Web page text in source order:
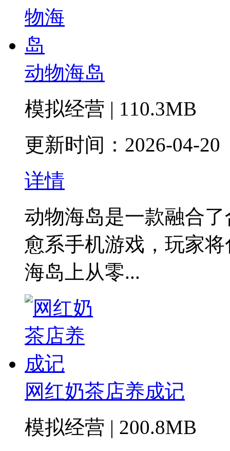
动物海岛
模拟经营 | 110.3MB
更新时间：2026-04-20
详情
动物海岛是一款融合
愈系手机游戏，玩家
海岛上从零...
网红奶茶店养成记
模拟经营 | 200.8MB